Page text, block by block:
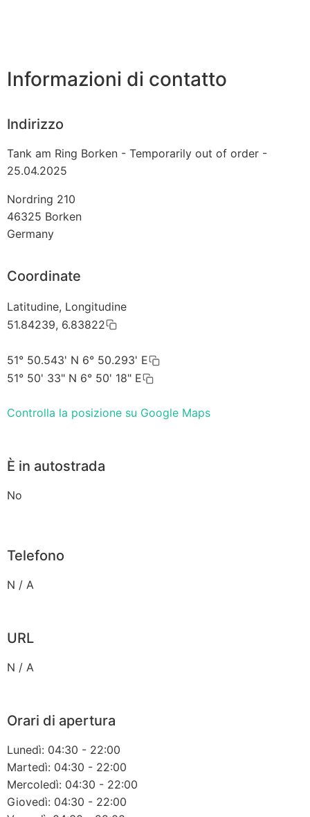
Informazioni di contatto
Indirizzo
Tank am Ring Borken - Temporarily out of order -
25.04.2025
Nordring 210
46325 Borken
Germany
Coordinate
Latitudine, Longitudine
51.84239, 6.83822
51° 50.543' N 6° 50.293' E
51° 50' 33" N 6° 50' 18" E
Controlla la posizione su Google Maps
È in autostrada
No
Telefono
N / A
URL
N / A
Orari di apertura
Lunedì: 04:30 - 22:00
Martedì: 04:30 - 22:00
Mercoledì: 04:30 - 22:00
Giovedì: 04:30 - 22:00